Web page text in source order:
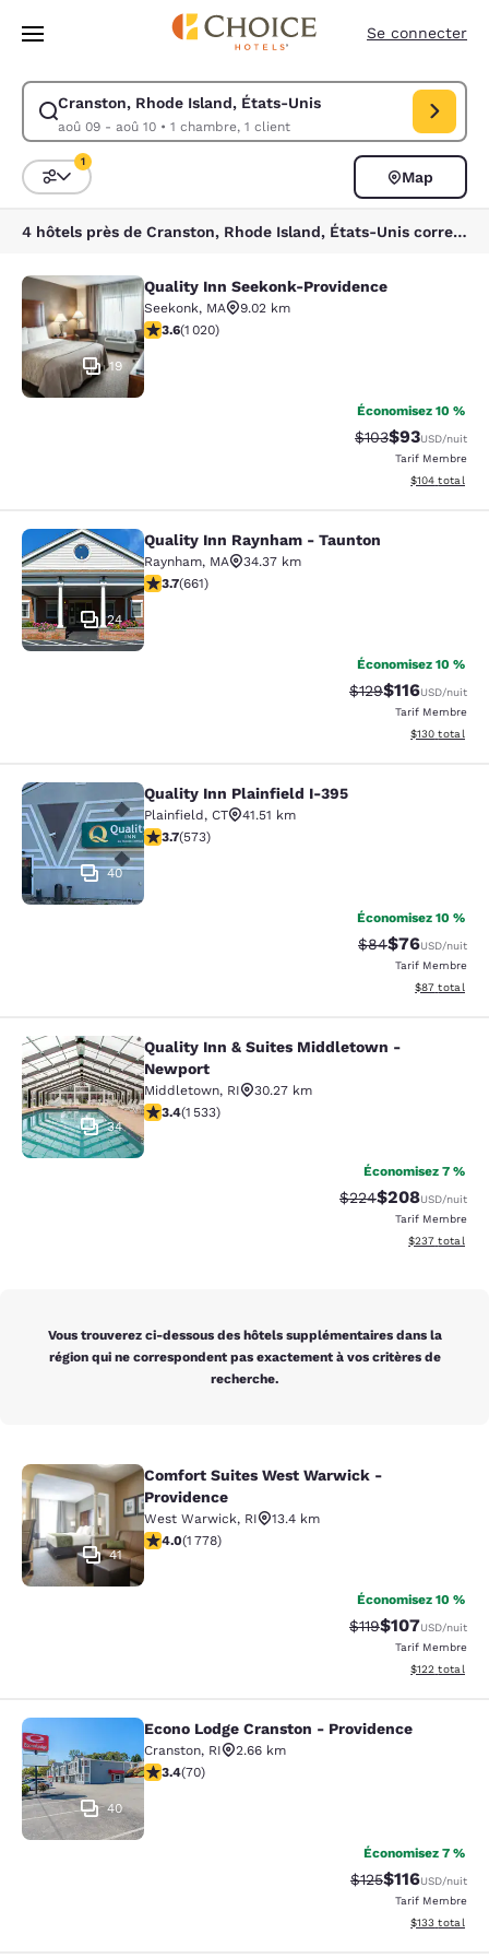
Sauter à Contenu Principal
Se connecter
Cranston, Rhode Island, États-Unis
aoû 09 - aoû 10• 1 chambre, 1 client
Modifier la recherche pour Cranston, Rhode Island, États-Unis. Date
Triez et filtrez
1
Map
4 hôtels près de Cranston, Rhode Island, États-Unis correspondent à vos filtres
Quality Inn Seekonk-Providence
19
Quality Inn Seekonk-Providence
Seekonk, MA
9.02 km
3.56 étoiles. Bien. 1020 commentaires
3.6(1 020)
Économisez 10 %
Tarif barré :
$103Tarif réduit :
$93USD/nuit
Tarif Membre
Afficher les
$104 total
Quality Inn Raynham - Taunton
24
Quality Inn Raynham - Taunton
Raynham, MA
34.37 km
3.66 étoiles. Bien. 661 commentaires
3.7(661)
Économisez 10 %
Tarif barré :
$129Tarif réduit :
$116USD/nuit
Tarif Membre
Afficher les
$130 total
Quality Inn Plainfield I-395
40
Quality Inn Plainfield I-395
Plainfield, CT
41.51 km
3.68 étoiles. Bien. 573 commentaires
3.7(573)
Économisez 10 %
Tarif barré :
$84Tarif réduit :
$76USD/nuit
Tarif Membre
Afficher les
$87 total
Quality Inn & Suites Middletown -
34
Quality Inn & Suites Middletown -
Newport
Middletown, RI
30.27 km
3.37 étoiles. Bien. 1533 commentaires
3.4(1 533)
Économisez 7 %
Tarif barré :
$224Tarif réduit :
$208USD/nuit
Tarif Membre
Afficher les
$237 total
Vous trouverez ci-dessous des hôtels supplémentaires dans la
région qui ne correspondent pas exactement à vos critères de
recherche.
Comfort Suites West Warwick -
41
Comfort Suites West Warwick -
Providence
West Warwick, RI
13.4 km
3.97 étoiles. Bien. 1778 commentaires
4.0(1 778)
Économisez 10 %
Tarif barré :
$119Tarif réduit :
$107USD/nuit
Tarif Membre
Afficher les
$122 total
Econo Lodge Cranston - Providence
40
Econo Lodge Cranston - Providence
Cranston, RI
2.66 km
3.39 étoiles. Bien. 70 commentaires
3.4(70)
Économisez 7 %
Tarif barré :
$125Tarif réduit :
$116USD/nuit
Tarif Membre
Afficher les
$133 total